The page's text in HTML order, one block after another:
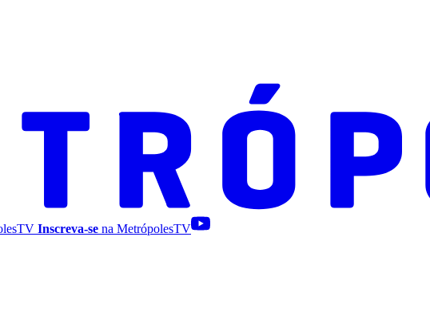
Inscreva-se na MetrópolesTV